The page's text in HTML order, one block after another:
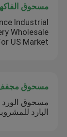
مسحوق
Industrial
Wholesale
US Market
مسحوق مجفف
مسحوق الورد
البارد